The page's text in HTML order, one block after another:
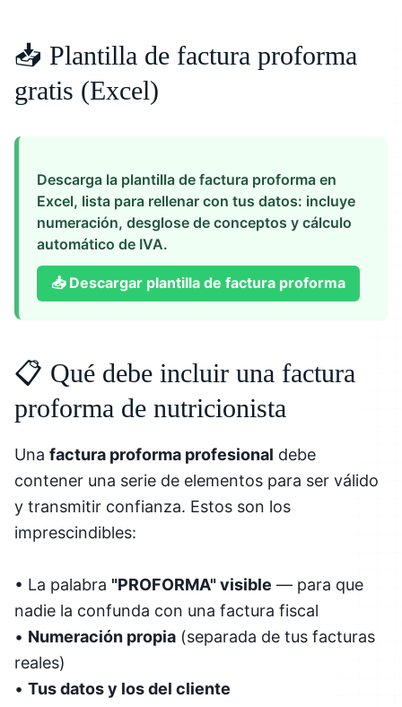
📥 Plantilla de factura proforma
gratis (Excel)
Descarga la plantilla de factura proforma en
Excel, lista para rellenar con tus datos: incluye
numeración, desglose de conceptos y cálculo
automático de IVA.
📥 Descargar plantilla de factura proforma
📋 Qué debe incluir una factura
proforma de nutricionista
Una factura proforma profesional debe
contener una serie de elementos para ser válido
y transmitir confianza. Estos son los
imprescindibles:
• La palabra "PROFORMA" visible — para que
nadie la confunda con una factura fiscal
• Numeración propia (separada de tus facturas
reales)
• Tus datos y los del cliente